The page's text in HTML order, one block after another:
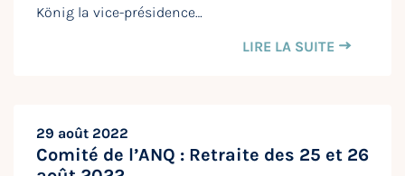
König la vice-présidence…
LIRE LA SUITE
29 août 2022
Comité de l’ANQ : Retraite des 25 et 26